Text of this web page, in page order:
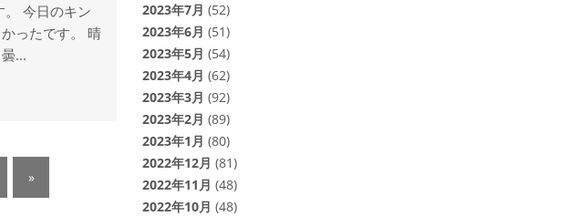
。 今日のキン
ったです。 晴
...
»
2023年7月 (52)
2023年6月 (51)
2023年5月 (54)
2023年4月 (62)
2023年3月 (92)
2023年2月 (89)
2023年1月 (80)
2022年12月 (81)
2022年11月 (48)
2022年10月 (48)